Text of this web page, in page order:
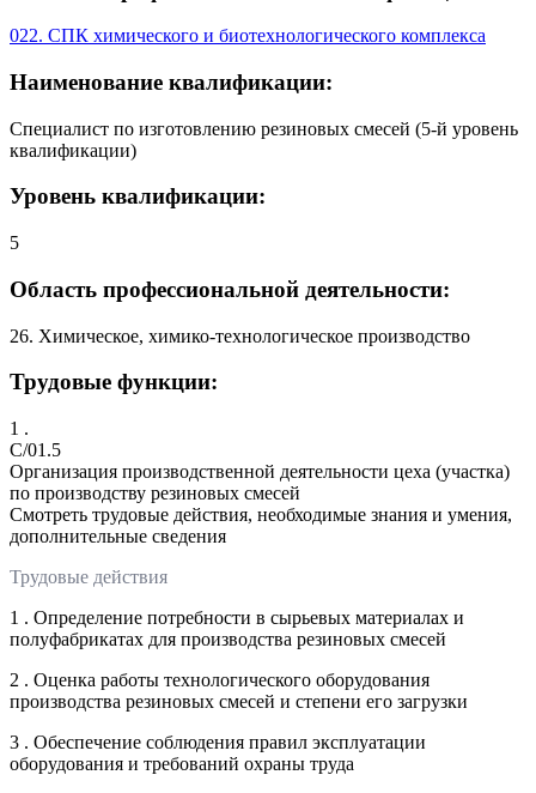
022. СПК химического и биотехнологического комплекса
Наименование квалификации:
Специалист по изготовлению резиновых смесей (5-й уровень
квалификации)
Уровень квалификации:
5
Область профессиональной деятельности:
26. Химическое, химико-технологическое производство
Трудовые функции:
1 .
C/01.5
Организация производственной деятельности цеха (участка)
по производству резиновых смесей
Смотреть трудовые действия, необходимые знания и умения,
дополнительные сведения
Трудовые действия
1 . Определение потребности в сырьевых материалах и
полуфабрикатах для производства резиновых смесей
2 . Оценка работы технологического оборудования
производства резиновых смесей и степени его загрузки
3 . Обеспечение соблюдения правил эксплуатации
оборудования и требований охраны труда